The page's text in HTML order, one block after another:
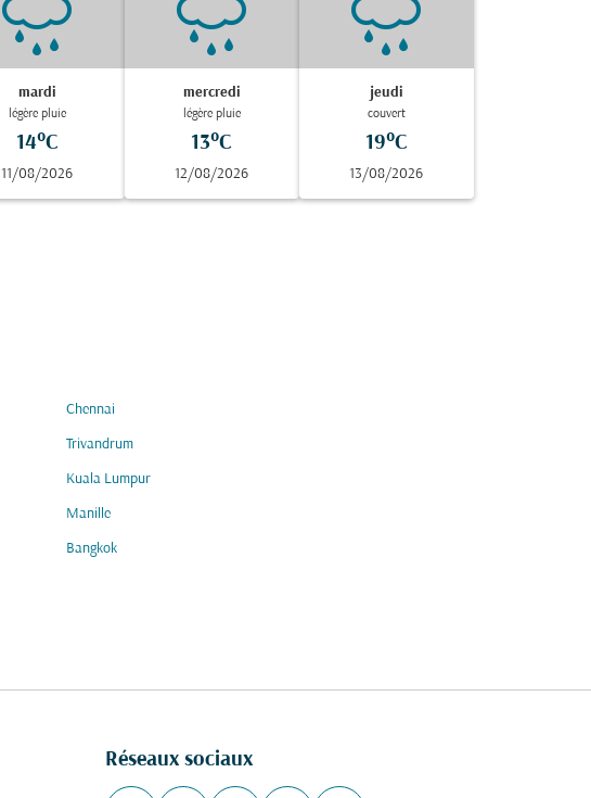
mardi
légère pluie
14°C
11/08/2026
mercredi
légère pluie
13°C
12/08/2026
jeudi
couvert
19°C
13/08/2026
Chennai
Trivandrum
Kuala Lumpur
Manille
Bangkok
Réseaux sociaux